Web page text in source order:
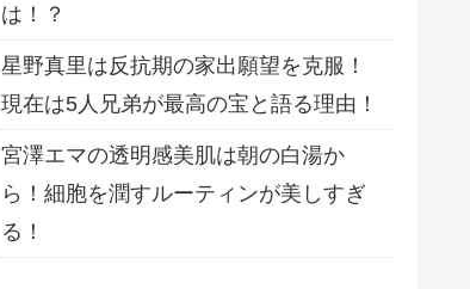
は！？
星野真里は反抗期の家出願望を克服！
現在は5人兄弟が最高の宝と語る理由！
宮澤エマの透明感美肌は朝の白湯か
ら！細胞を潤すルーティンが美しすぎ
る！